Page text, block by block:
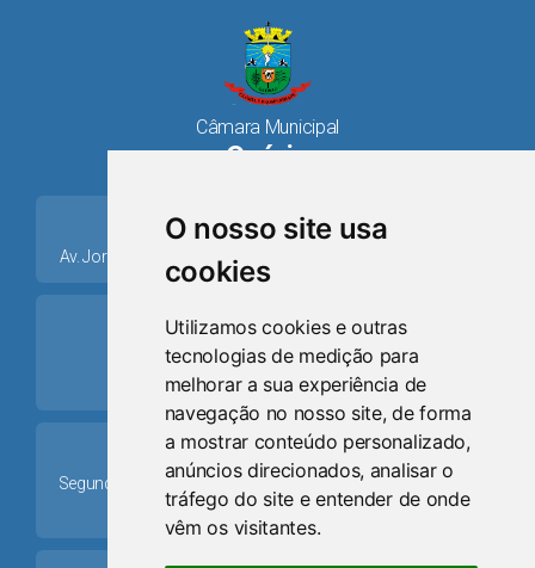
O nosso site usa
cookies
Utilizamos cookies e outras
tecnologias de medição para
melhorar a sua experiência de
navegação no nosso site, de forma
a mostrar conteúdo personalizado,
anúncios direcionados, analisar o
tráfego do site e entender de onde
vêm os visitantes.
Câmara Municipal
Osório
place
Av. Jorge Dariva, 1211, Centro CEP: 95520.000 - Osório/RS
ring_volume
Telefone
(51) 9 8024-0884
Schedule
Segunda-feira a Sexta-feira: 08h às 12h e das 13h30min às
17h30min